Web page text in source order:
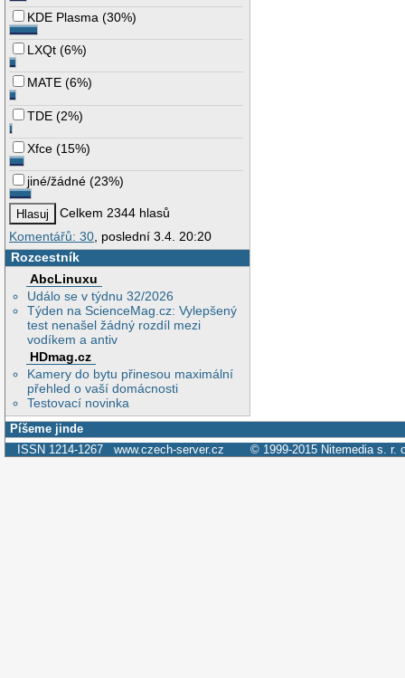
KDE Plasma (30%)
LXQt (6%)
MATE (6%)
TDE (2%)
Xfce (15%)
jiné/žádné (23%)
Celkem 2344 hlasů
Komentářů: 30 , poslední 3.4. 20:20
Rozcestník
AbcLinuxu
Událo se v týdnu 32/2026
Týden na ScienceMag.cz: Vylepšený
test nenašel žádný rozdíl mezi
vodíkem a antiv
HDmag.cz
Kamery do bytu přinesou maximální
přehled o vaší domácnosti
Testovací novinka
Píšeme jinde
ISSN 1214-1267 www.czech-server.cz © 1999-2015 Nitemedia s. r.